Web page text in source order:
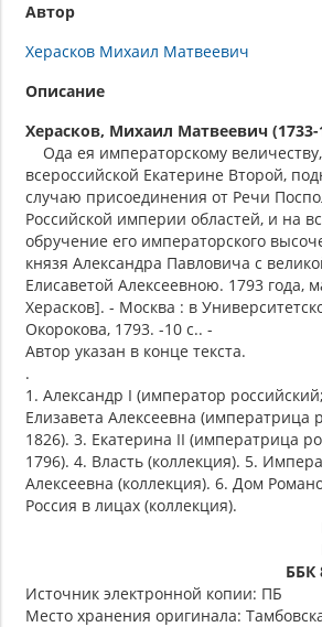
Автор
Херасков Михаил Матвеевич
Описание
Херасков, Михаил Матвеевич (1733-
Ода ея императорскому
всероссийской Екатерине Второй,
случаю присоединения от Речи
Российской империи областей, и на
обручение его императорского
князя Александра Павловича с
Елисаветой Алексеевною. 1793 года,
Херасков]. - Москва : в
Окорокова, 1793. -10 с.. -
Автор указан в конце текста.
.
1. Александр I (император
Елизавета Алексеевна (императрица
1826). 3. Екатерина II (императрица
1796). 4. Власть (коллекция). 5.
Алексеевна (коллекция). 6. Дом
Россия в лицах (коллекция).
ББК
Источник электронной копии: ПБ
Место хранения оригинала: